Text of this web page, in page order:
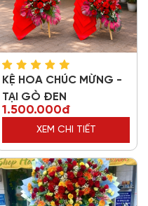
KỆ HOA CHÚC MỪNG -
TẠI GÒ ĐEN
1.500.000đ
XEM CHI TIẾT